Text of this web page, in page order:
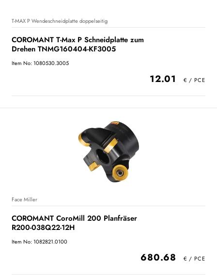
T-MAX P Wendeschneidplatte doppelseitig
COROMANT T-Max P Schneidplatte zum
Drehen TNMG160404-KF3005
Item No: 1080530.3005
12.01
Face Miller
COROMANT CoroMill 200 Planfräser
R200-038Q22-12H
Item No: 1082821.0100
680.68